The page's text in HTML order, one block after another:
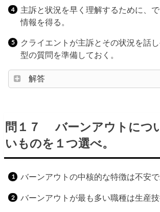
主訴と状況を早く理解するために、
情報を得る。
クライエントが主訴とその状況を話
型の質問を準備しておく。
解答
問１７ バーンアウトにつ
いものを１つ選べ。
バーンアウトの中核的な特徴は不安で
バーンアウトが最も多い職種は生産技